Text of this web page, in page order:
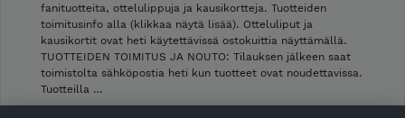
fanituotteita, ottelulippuja ja kausikortteja. Tuotteiden
toimitusinfo alla (klikkaa näytä lisää). Otteluliput ja
kausikortit ovat heti käytettävissä ostokuittia näyttämällä.
TUOTTEIDEN TOIMITUS JA NOUTO: Tilauksen jälkeen saat
toimistolta sähköpostia heti kun tuotteet ovat noudettavissa.
Tuotteilla …